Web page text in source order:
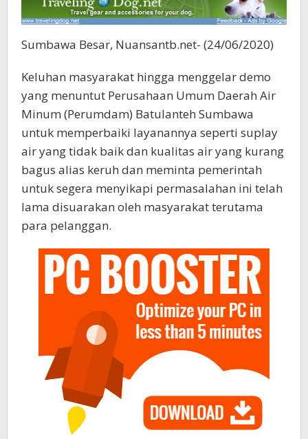
Sumbawa Besar, Nuansantb.net- (24/06/2020)
Keluhan masyarakat hingga menggelar demo
yang menuntut Perusahaan Umum Daerah Air
Minum (Perumdam) Batulanteh Sumbawa
untuk memperbaiki layanannya seperti suplay
air yang tidak baik dan kualitas air yang kurang
bagus alias keruh dan meminta pemerintah
untuk segera menyikapi permasalahan ini telah
lama disuarakan oleh masyarakat terutama
para pelanggan.